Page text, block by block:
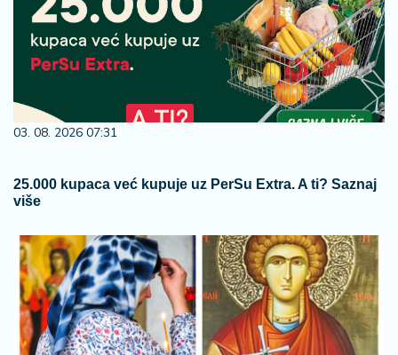
03. 08. 2026 07:31
25.000 kupaca već kupuje uz PerSu Extra. A ti? Saznaj
više